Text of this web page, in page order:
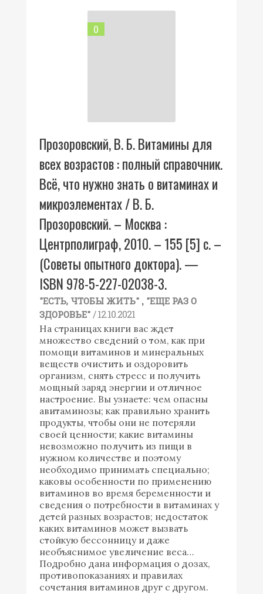
0
Прозоровский, В. Б. Витамины для
всех возрастов : полный справочник.
Всё, что нужно знать о витаминах и
микроэлементах / В. Б.
Прозоровский. – Москва :
Центрполиграф, 2010. – 155 [5] с. –
(Советы опытного доктора). —
ISBN 978-5-227-02038-3.
"ЕСТЬ, ЧТОБЫ ЖИТЬ" , "ЕЩЕ РАЗ О
ЗДОРОВЬЕ" / 12.10.2021
На страницах книги вас ждет
множество сведений о том, как при
помощи витаминов и минеральных
веществ очистить и оздоровить
организм, снять стресс и получить
мощный заряд энергии и отличное
настроение. Вы узнаете: чем опасны
авитаминозы; как правильно хранить
продукты, чтобы они не потеряли
своей ценности; какие витамины
невозможно получить из пищи в
нужном количестве и поэтому
необходимо принимать специально;
каковы особенности по применению
витаминов во время беременности и
сведения о потребности в витаминах у
детей разных возрастов; недостаток
каких витаминов может вызвать
стойкую бессонницу и даже
необъяснимое увеличение веса…
Подробно дана информация о дозах,
противопоказаниях и правилах
сочетания витаминов друг с другом.